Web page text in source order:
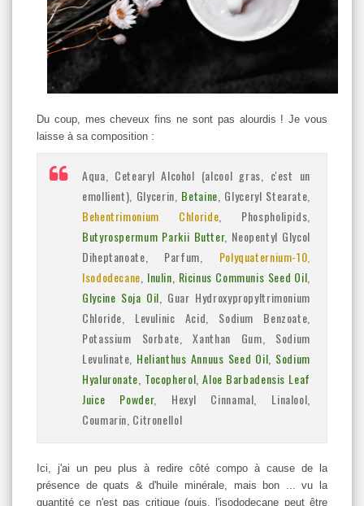
Du coup, mes cheveux fins ne sont pas alourdis ! Je vous
laisse à sa composition :
Aqua, Cetearyl Alcohol (alcool gras, c'est un
emollient), Glycerin, Betaine , Glyceryl Stearate,
Behentrimonium Chloride , Phospholipids,
Butyrospermum Parkii Butter, Neopentyl Glycol
Diheptanoate, Parfum, Polyquaternium-10,
Isododecane Inulin, Ricinus Communis Seed Oil
Glycine Soja Oil , Guar Hydroxypropyltrimonium
Chloride, Levulinic Acid, Sodium Benzoate,
Potassium Sorbate, Xanthan Gum, Sodium
Levulinate, Helianthus Annuus Seed Oil, Sodium
Hyaluronate, Tocopherol, Aloe Barbadensis Leaf
Juice Powder, Hexyl Cinnamal, Linalool,
Coumarin, Citronellol
Ici, j'ai un peu plus à redire côté compo à cause de la
présence de quats & d'huile minérale, mais bon ... vu la
quantité ce n'est pas critique (puis, l'isododecane peut être